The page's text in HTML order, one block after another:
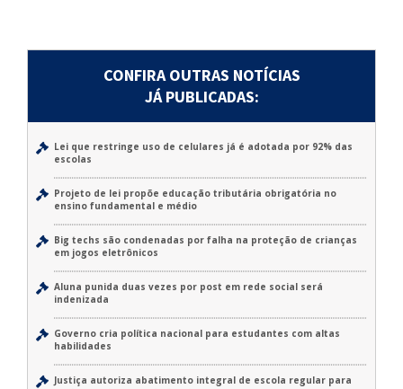
CONFIRA OUTRAS NOTÍCIAS
JÁ PUBLICADAS:
Lei que restringe uso de celulares já é adotada por 92% das
escolas
Projeto de lei propõe educação tributária obrigatória no
ensino fundamental e médio
Big techs são condenadas por falha na proteção de crianças
em jogos eletrônicos
Aluna punida duas vezes por post em rede social será
indenizada
Governo cria política nacional para estudantes com altas
habilidades
Justiça autoriza abatimento integral de escola regular para